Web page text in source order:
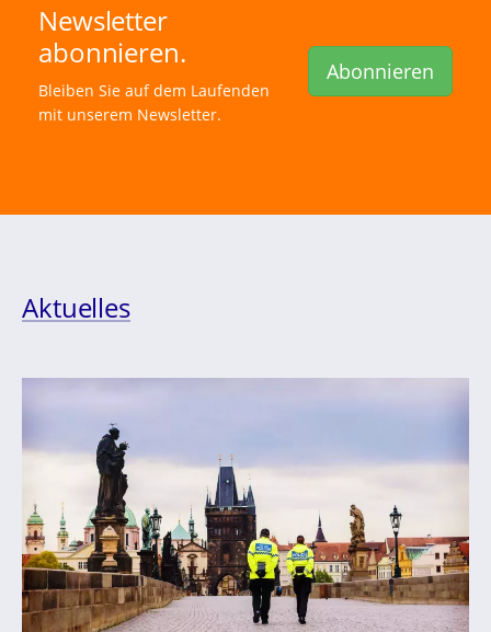
Newsletter
abonnieren.
Bleiben Sie auf dem Laufenden
mit unserem Newsletter.
Abonnieren
Aktuelles